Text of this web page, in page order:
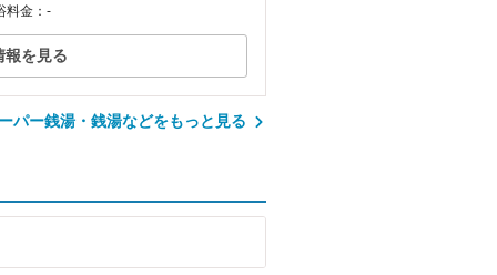
料金：-
報を見る
パー銭湯・銭湯などをもっと見る